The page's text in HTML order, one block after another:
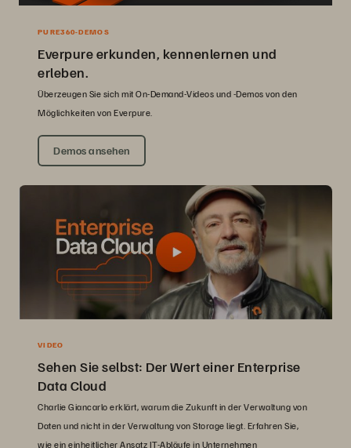
PURE360-DEMOS
Everpure erkunden, kennenlernen und
erleben.
Überzeugen Sie sich mit On-Demand-Videos und -Demos von den
Möglichkeiten von Everpure.
Demos ansehen
VIDEO
Sehen Sie selbst: Der Wert einer Enterprise
Data Cloud
Charlie Giancarlo erklärt, warum die Zukunft in der Verwaltung von
Daten und nicht in der Verwaltung von Storage liegt. Erfahren Sie,
wie ein einheitlicher Ansatz IT-Abläufe in Unternehmen